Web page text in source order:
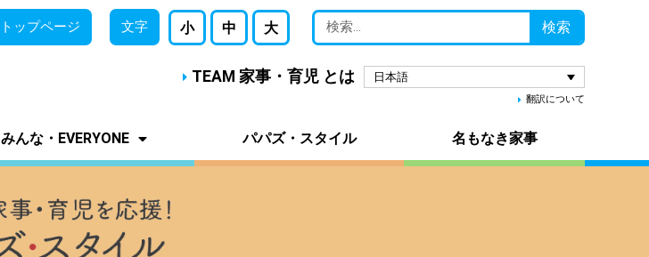
トップページ 文字 小 中 大 検索
TEAM 家事・育児 とは 日本語
翻訳について
みんな・EVERYONE パパズ・スタイル 名もなき家事